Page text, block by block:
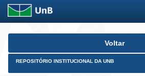
Skip
Voltar
REPOSITÓRIO INSTITUCIONAL DA UNB